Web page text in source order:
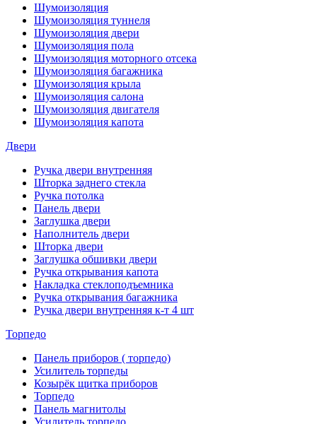
Шумоизоляция
Шумоизоляция туннеля
Шумоизоляция двери
Шумоизоляция пола
Шумоизоляция моторного отсека
Шумоизоляция багажника
Шумоизоляция крыла
Шумоизоляция салона
Шумоизоляция двигателя
Шумоизоляция капота
Двери
Ручка двери внутренняя
Шторка заднего стекла
Ручка потолка
Панель двери
Заглушка двери
Наполнитель двери
Шторка двери
Заглушка обшивки двери
Ручка открывания капота
Накладка стеклоподъемника
Ручка открывания багажника
Ручка двери внутренняя к-т 4 шт
Торпедо
Панель приборов ( торпедо)
Усилитель торпеды
Козырёк щитка приборов
Торпедо
Панель магнитолы
Усилитель торпедо